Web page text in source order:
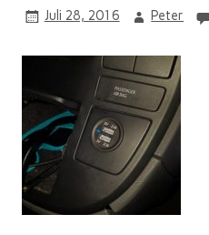
Juli 28, 2016 Peter